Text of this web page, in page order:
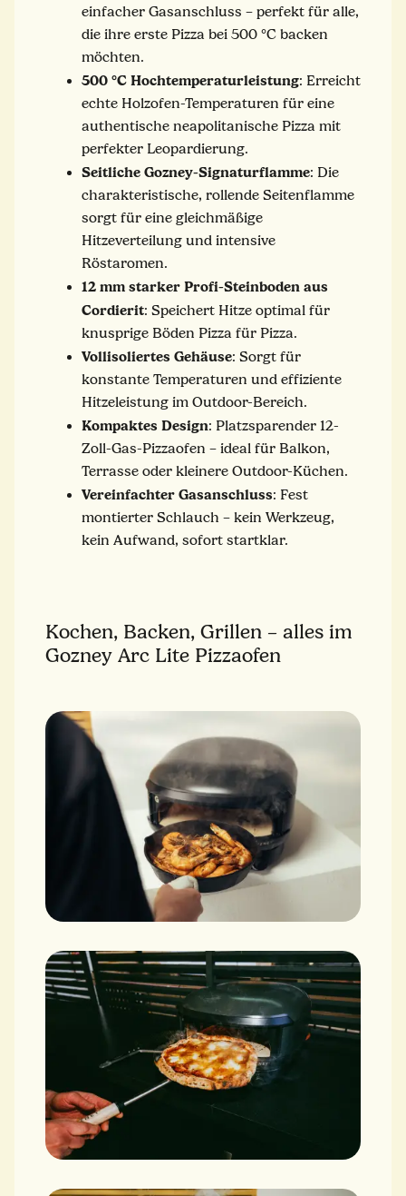
einfacher Gasanschluss – perfekt für alle,
die ihre erste Pizza bei 500 °C backen
möchten.
500 °C Hochtemperaturleistung: Erreicht
echte Holzofen-Temperaturen für eine
authentische neapolitanische Pizza mit
perfekter Leopardierung.
Seitliche Gozney-Signaturflamme: Die
charakteristische, rollende Seitenflamme
sorgt für eine gleichmäßige
Hitzeverteilung und intensive
Röstaromen.
12 mm starker Profi-Steinboden aus
Cordierit: Speichert Hitze optimal für
knusprige Böden Pizza für Pizza.
Vollisoliertes Gehäuse: Sorgt für
konstante Temperaturen und effiziente
Hitzeleistung im Outdoor-Bereich.
Kompaktes Design: Platzsparender 12-
Zoll-Gas-Pizzaofen – ideal für Balkon,
Terrasse oder kleinere Outdoor-Küchen.
Vereinfachter Gasanschluss: Fest
montierter Schlauch – kein Werkzeug,
kein Aufwand, sofort startklar.
Kochen, Backen, Grillen – alles im
Gozney Arc Lite Pizzaofen